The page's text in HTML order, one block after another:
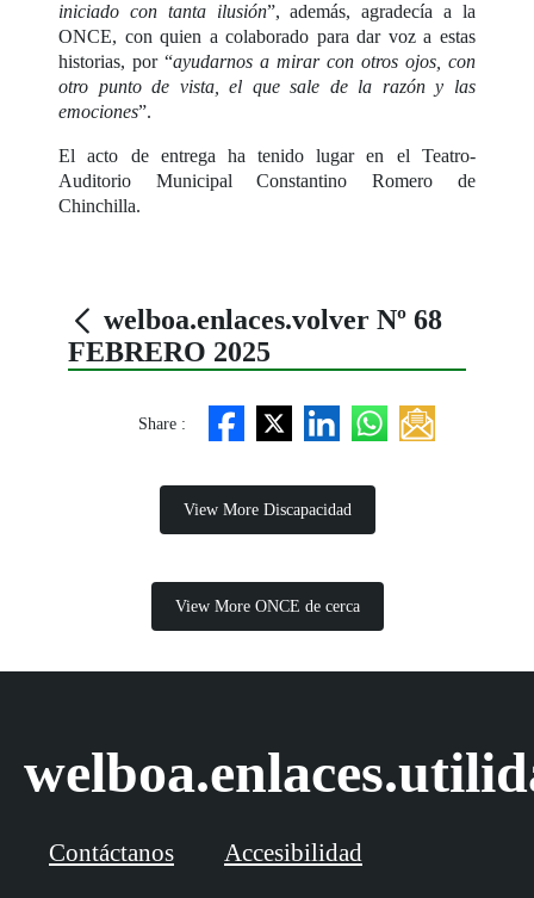
iniciado con tanta ilusión”, además, agradecía a la
ONCE, con quien a colaborado para dar voz a estas
historias, por “ayudarnos a mirar con otros ojos, con
otro punto de vista, el que sale de la razón y las
emociones”.
El acto de entrega ha tenido lugar en el Teatro-
Auditorio Municipal Constantino Romero de
Chinchilla.
welboa.enlaces.volver Nº 68
FEBRERO 2025
Share :
View More Discapacidad
View More ONCE de cerca
Contáctanos Accesibilidad